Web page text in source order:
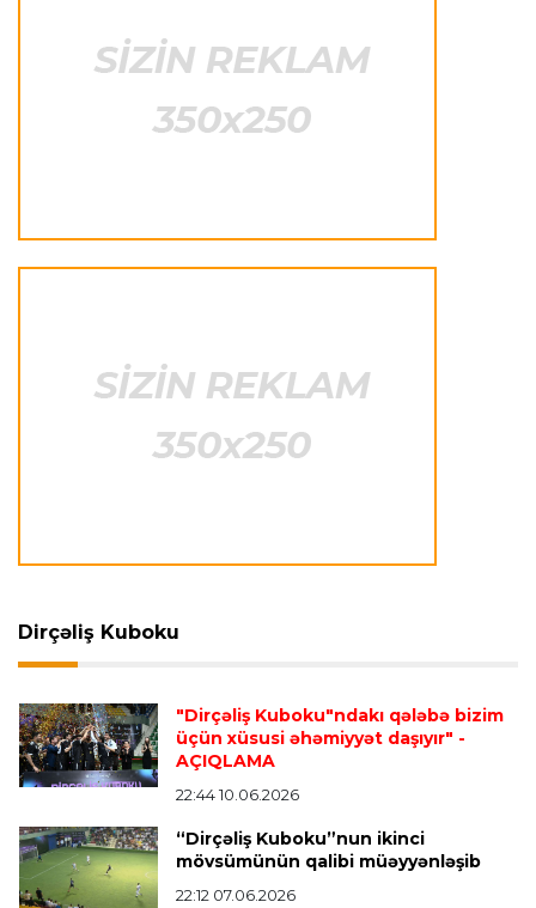
bənzəyir"
23:38 06.08.2026
İtaliya S.A. 23:27 06.08.2026
Neapolda Maradonanın adını daşıyan yeni
stadion tikiləcək
"Reyncers" uduzdu, ÇSKA-dan inamlı qələbə
Transfer
İngiltərə P.L. 23:14 06.08.2026
Alexandre Pato İngiltərə klubunun prezidenti
Transfer 23:08 06.08.2026
Dirçəliş Kuboku
"Dirçəliş Kuboku"ndakı qələbə bizim
üçün xüsusi əhəmiyyət daşıyır" -
AÇIQLAMA
22:44 10.06.2026
“Dirçəliş Kuboku”nun ikinci
mövsümünün qalibi müəyyənləşib
22:12 07.06.2026